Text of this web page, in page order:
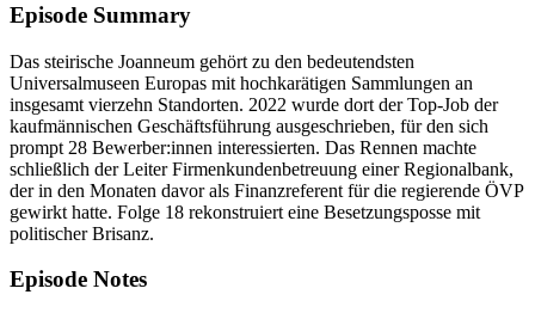
Episode Summary
Das steirische Joanneum gehört zu den bedeutendsten
Universalmuseen Europas mit hochkarätigen Sammlungen an
insgesamt vierzehn Standorten. 2022 wurde dort der Top-Job der
kaufmännischen Geschäftsführung ausgeschrieben, für den sich
prompt 28 Bewerber:innen interessierten. Das Rennen machte
schließlich der Leiter Firmenkundenbetreuung einer Regionalbank,
der in den Monaten davor als Finanzreferent für die regierende ÖVP
gewirkt hatte. Folge 18 rekonstruiert eine Besetzungsposse mit
politischer Brisanz.
Episode Notes